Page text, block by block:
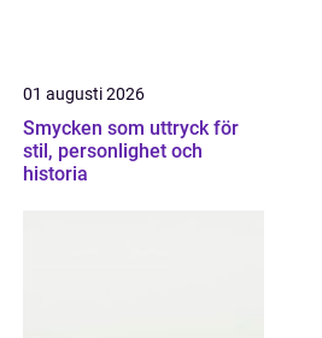
01 augusti 2026
Smycken som uttryck för
stil, personlighet och
historia